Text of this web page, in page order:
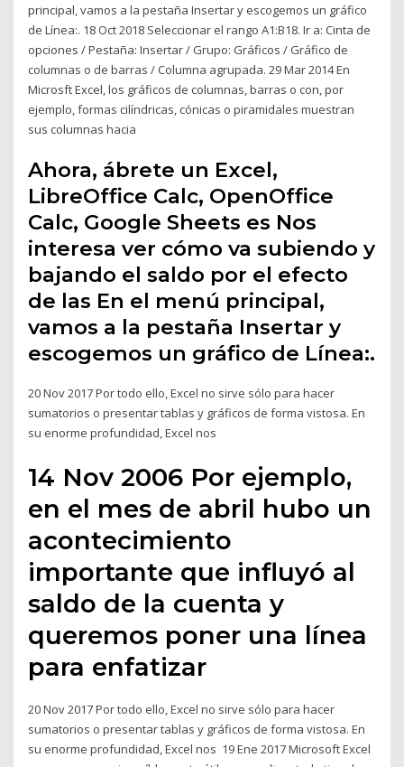
principal, vamos a la pestaña Insertar y escogemos un gráfico
de Línea:. 18 Oct 2018 Seleccionar el rango A1:B18. Ir a: Cinta de
opciones / Pestaña: Insertar / Grupo: Gráficos / Gráfico de
columnas o de barras / Columna agrupada. 29 Mar 2014 En
Microsft Excel, los gráficos de columnas, barras o con, por
ejemplo, formas cilíndricas, cónicas o piramidales muestran
sus columnas hacia
Ahora, ábrete un Excel,
LibreOffice Calc, OpenOffice
Calc, Google Sheets es Nos
interesa ver cómo va subiendo y
bajando el saldo por el efecto
de las En el menú principal,
vamos a la pestaña Insertar y
escogemos un gráfico de Línea:.
20 Nov 2017 Por todo e​llo, Excel no sirve sólo para hacer
sumatorios o presentar tablas y gráficos de forma vistosa. En
su enorme profundidad, Excel nos
14 Nov 2006 Por ejemplo,
en el mes de abril hubo un
acontecimiento
importante que influyó al
saldo de la cuenta y
queremos poner una línea
para enfatizar
20 Nov 2017 Por todo e​llo, Excel no sirve sólo para hacer
sumatorios o presentar tablas y gráficos de forma vistosa. En
su enorme profundidad, Excel nos 19 Ene 2017 Microsoft Excel